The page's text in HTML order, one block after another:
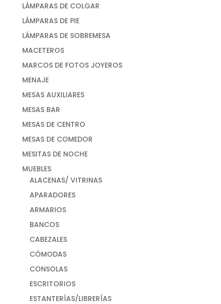
LÁMPARAS DE COLGAR
LÁMPARAS DE PIE
LÁMPARAS DE SOBREMESA
MACETEROS
MARCOS DE FOTOS JOYEROS
MENAJE
MESAS AUXILIARES
MESAS BAR
MESAS DE CENTRO
MESAS DE COMEDOR
MESITAS DE NOCHE
MUEBLES
ALACENAS/ VITRINAS
APARADORES
ARMARIOS
BANCOS
CABEZALES
CÓMODAS
CONSOLAS
ESCRITORIOS
ESTANTERÍAS/LIBRERÍAS